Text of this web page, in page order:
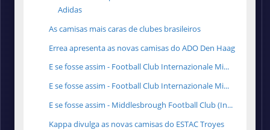
Adidas
As camisas mais caras de clubes brasileiros
Errea apresenta as novas camisas do ADO Den Haag
E se fosse assim - Football Club Internazionale Mi...
E se fosse assim - Football Club Internazionale Mi...
E se fosse assim - Middlesbrough Football Club (In...
Kappa divulga as novas camisas do ESTAC Troyes